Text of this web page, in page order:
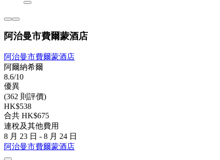
阿治曼市費爾蒙酒店
阿治曼市費爾蒙酒店
阿爾納希爾
8.6/10
優異
(362 則評價)
HK$538
合共 HK$675
連稅及其他費用
8 月 23 日 - 8 月 24 日
阿治曼市費爾蒙酒店